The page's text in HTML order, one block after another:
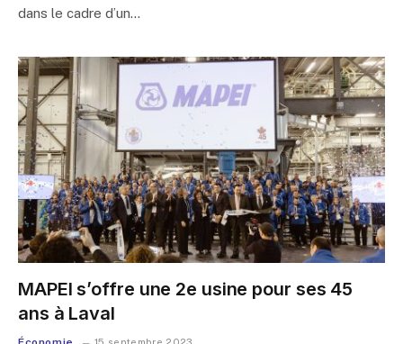
dans le cadre d’un…
MAPEI s’offre une 2e usine pour ses 45
ans à Laval